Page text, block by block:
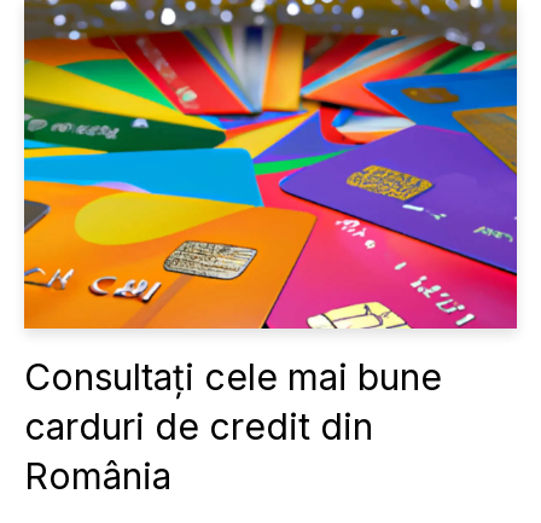
Consultați cele mai bune
carduri de credit din
România